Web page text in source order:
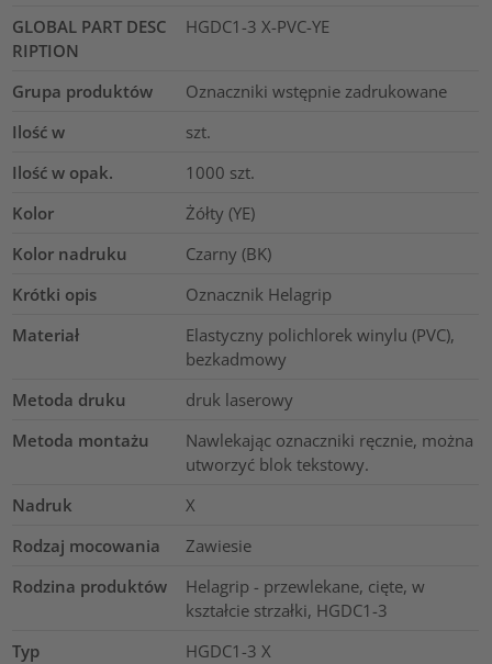
GLOBAL PART DESC
RIPTION
HGDC1-3 X-PVC-YE
Grupa produktów
Oznaczniki wstępnie zadrukowane
Ilość w
szt.
Ilość w opak.
1000 szt.
Kolor
Żółty (YE)
Kolor nadruku
Czarny (BK)
Krótki opis
Oznacznik Helagrip
Materiał
Elastyczny polichlorek winylu (PVC),
bezkadmowy
Metoda druku
druk laserowy
Metoda montażu
Nawlekając oznaczniki ręcznie, można
utworzyć blok tekstowy.
Nadruk
X
Rodzaj mocowania
Zawiesie
Rodzina produktów
Helagrip - przewlekane, cięte, w
kształcie strzałki, HGDC1-3
Typ
HGDC1-3 X